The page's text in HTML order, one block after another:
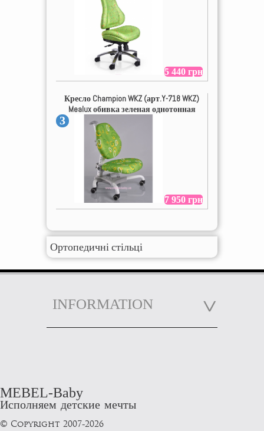
5 440 грн
Кресло Champion WKZ (арт.Y-718 WKZ)
Mealux обивка зеленая однотонная
3
7 950 грн
Ортопедичні стільці
INFORMATION
MEBEL-Baby
Исполняем детские мечты
© Copyright 2007-2026